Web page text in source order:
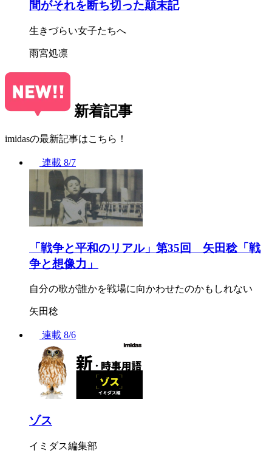
間がそれを断ち切った顛末記
生きづらい女子たちへ
雨宮処凛
新着記事
imidasの最新記事はこちら！
連載 8/7
「戦争と平和のリアル」第35回 矢田稔「戦
争と想像力」
自分の歌が誰かを戦場に向かわせたのかもしれない
矢田稔
連載 8/6
ゾス
イミダス編集部